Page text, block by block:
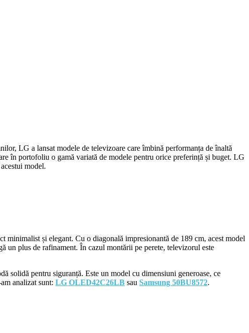
LG a lansat modele de televizoare care îmbină performanța de înaltă
în portofoliu o gamă variată de modele pentru orice preferință și buget. LG
model.
și elegant. Cu o diagonală impresionantă de 189 cm, acest model
un plus de rafinament. În cazul montării pe perete, televizorul este
solidă pentru siguranță. Este un model cu dimensiuni generoase, ce
analizat sunt: LG OLED42C26LB sau Samsung 50BU8572.